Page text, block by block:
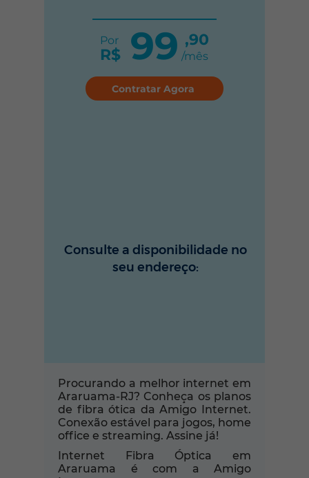
Por
R$ 99 ,90
/mês
Contratar Agora
Consulte a disponibilidade no
seu endereço:
Procurando a melhor internet em
Araruama-RJ? Conheça os planos
de fibra ótica da Amigo Internet.
Conexão estável para jogos, home
office e streaming. Assine já!
Internet Fibra Óptica em
Araruama é com a Amigo